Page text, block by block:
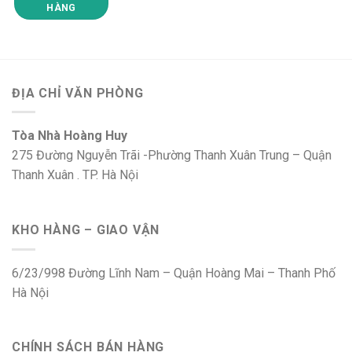
HÀNG
ĐỊA CHỈ VĂN PHÒNG
Tòa Nhà Hoàng Huy
275 Đường Nguyễn Trãi -Phường Thanh Xuân Trung – Quận
Thanh Xuân . TP. Hà Nội
KHO HÀNG – GIAO VẬN
6/23/998 Đường Lĩnh Nam – Quận Hoàng Mai – Thanh Phố
Hà Nội
CHÍNH SÁCH BÁN HÀNG